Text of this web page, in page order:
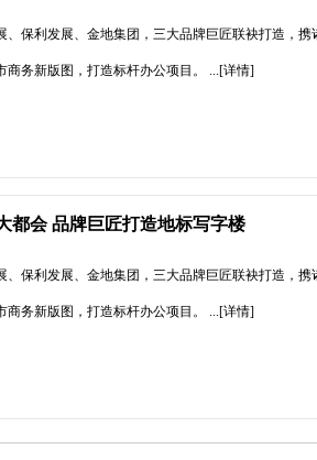
、保利发展、金地集团，三大品牌巨匠联袂打造，
务新版图，打造标杆办公项目。 ...[详情]
都会 品牌巨匠打造地标写字楼
、保利发展、金地集团，三大品牌巨匠联袂打造，
务新版图，打造标杆办公项目。 ...[详情]